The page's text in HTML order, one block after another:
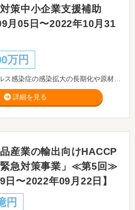
策中小企業支援補助
月05日〜2022年10月31
万円
詳細を見る
産業の輸出向けHACCP
緊急対策事業」≪第5回≫
日〜2022年09月22日】
円